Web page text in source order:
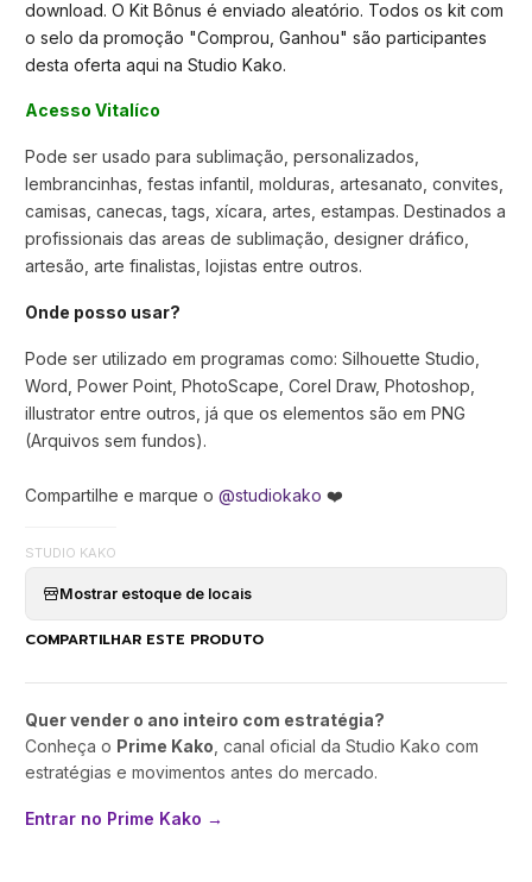
download. O Kit Bônus é enviado aleatório. Todos os kit com
o selo da promoção "Comprou, Ganhou" são participantes
desta oferta aqui na Studio Kako.
Acesso Vitalíco
Pode ser usado para sublimação, personalizados,
lembrancinhas, festas infantil, molduras, artesanato, convites,
camisas, canecas, tags, xícara, artes, estampas. Destinados a
profissionais das areas de sublimação, designer dráfico,
artesão, arte finalistas, lojistas entre outros.
Onde posso usar?
Pode ser utilizado em programas como: Silhouette Studio,
Word, Power Point, PhotoScape, Corel Draw, Photoshop,
illustrator entre outros, já que os elementos são em PNG
(Arquivos sem fundos).
Compartilhe e marque o @studiokako ❤️
STUDIO KAKO
Mostrar estoque de locais
COMPARTILHAR ESTE PRODUTO
Quer vender o ano inteiro com estratégia?
Conheça o Prime Kako , canal oficial da Studio Kako com
estratégias e movimentos antes do mercado.
Entrar no Prime Kako →